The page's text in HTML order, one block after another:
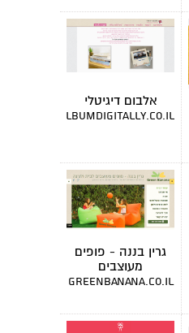
אלבום דיגיטלי
albumdigitally.co.il
גרין בננה - פופים
מעוצבים
greenbanana.co.il